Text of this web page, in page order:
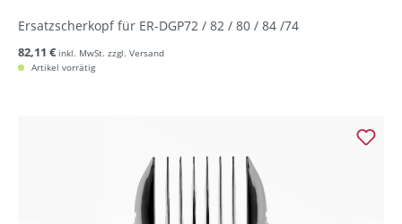
Ersatzscherkopf für ER-DGP72 / 82 / 80 / 84 /74
82,11 € inkl. MwSt. zzgl. Versand
Artikel vorrätig